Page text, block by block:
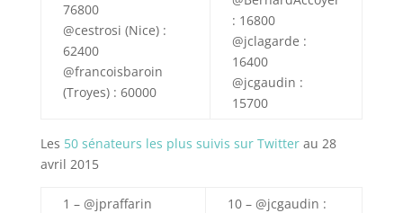
76800
@cestrosi (Nice) :
62400
@francoisbaroin
(Troyes) : 60000
: 16800
@jclagarde :
16400
@jcgaudin :
15700
Les 50 sénateurs les plus suivis sur Twitterau 28
avril 2015
1 – @jpraffarin
10 – @jcgaudin :